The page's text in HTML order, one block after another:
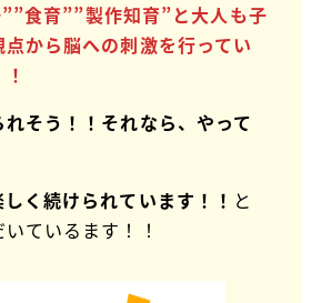
食育””製作知育”と大人も子
から脳への刺激を行ってい
そう！！それなら、やって
く続けられています！！ と
ているます！！